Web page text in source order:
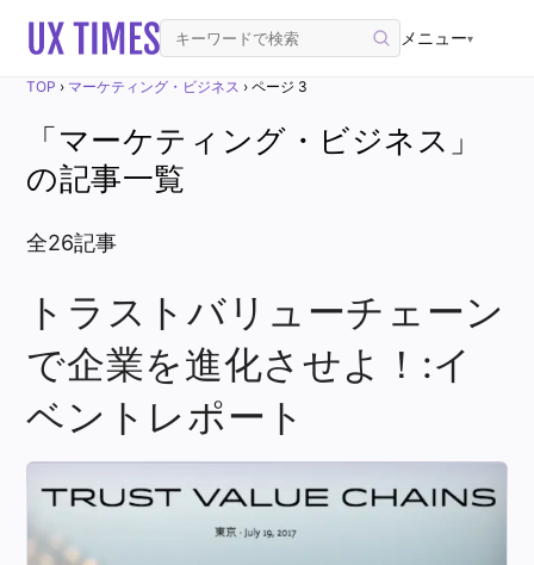
メニュー▾
TOP › マーケティング・ビジネス ›ページ 3
「マーケティング・ビジネス」
の記事一覧
全26記事
トラストバリューチェーン
で企業を進化させよ！:イ
ベントレポート